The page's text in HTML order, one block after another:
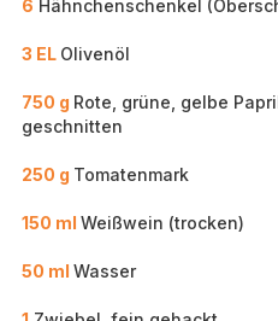
6 Hähnchenschenkel
3 EL Olivenöl
750 g Rote, grüne, gelbe
geschnitten
250 g Tomatenmark
150 ml Weißwein (trocken)
50 ml Wasser